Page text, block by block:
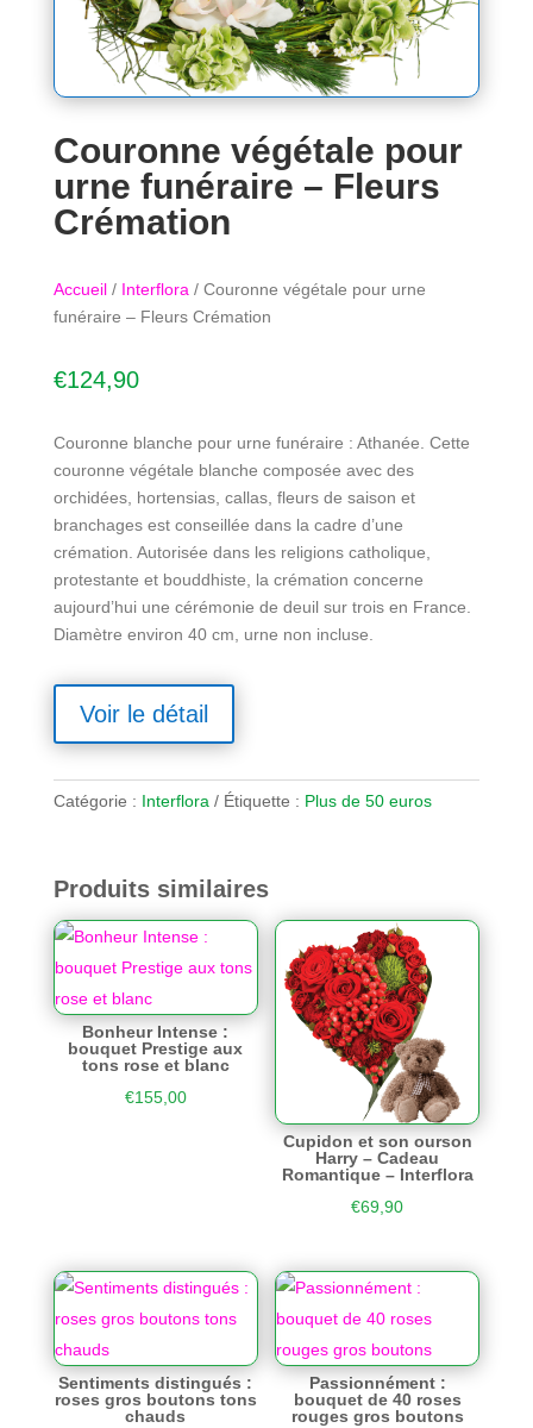
Couronne végétale pour
urne funéraire – Fleurs
Crémation
Accueil/ Interflora / Couronne végétale pour urne
funéraire – Fleurs Crémation
€124,90
Couronne blanche pour urne funéraire : Athanée. Cette
couronne végétale blanche composée avec des
orchidées, hortensias, callas, fleurs de saison et
branchages est conseillée dans la cadre d’une
crémation. Autorisée dans les religions catholique,
protestante et bouddhiste, la crémation concerne
aujourd’hui une cérémonie de deuil sur trois en France.
Diamètre environ 40 cm, urne non incluse.
Voir le détail
Catégorie : Interflora Étiquette : Plus de 50 euros
Produits similaires
Bonheur Intense :
bouquet Prestige aux
tons rose et blanc
€155,00
Cupidon et son ourson
Harry – Cadeau
Romantique – Interflora
€69,90
Sentiments distingués :
roses gros boutons tons
chauds
Passionnément :
bouquet de 40 roses
rouges gros boutons